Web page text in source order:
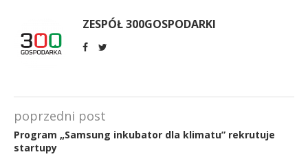
ZESPÓŁ 300GOSPODARKI
poprzedni post
Program „Samsung inkubator dla klimatu” rekrutuje
startupy